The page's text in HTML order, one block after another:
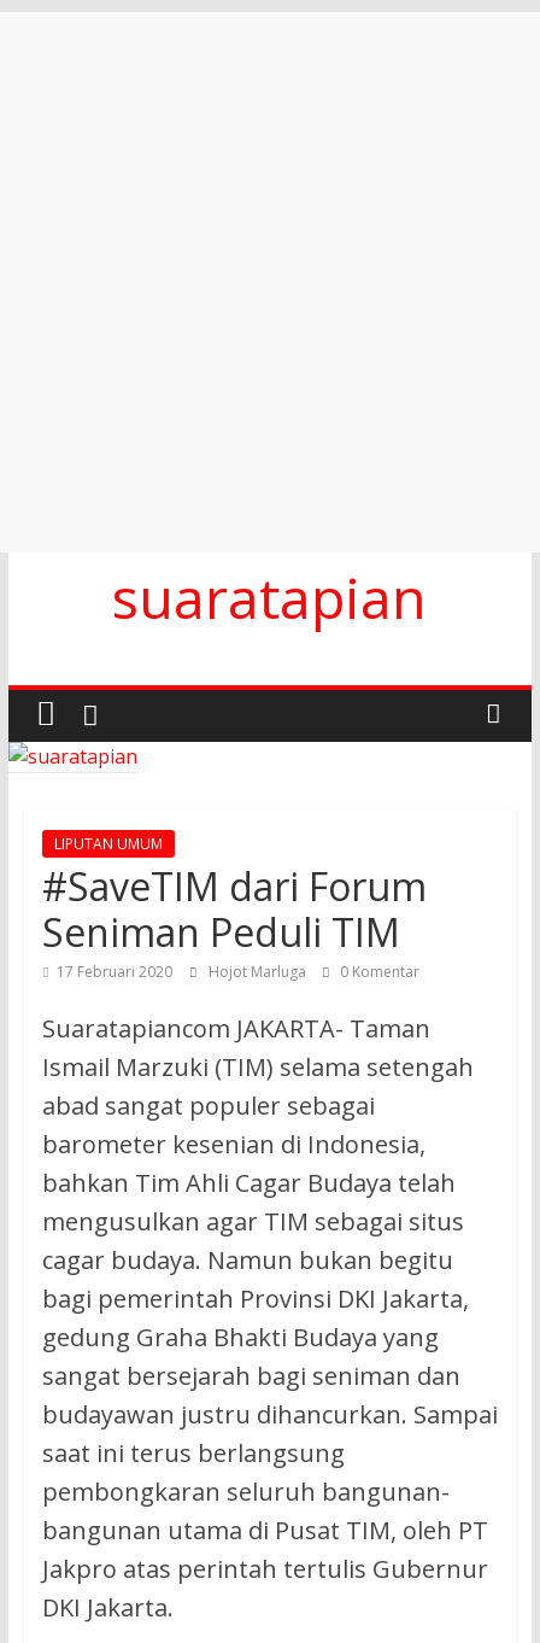
suaratapian
LIPUTAN UMUM
#SaveTIM dari Forum
Seniman Peduli TIM
17 Februari 2020 Hojot Marluga 0 Komentar
Suaratapiancom JAKARTA- Taman
Ismail Marzuki (TIM) selama setengah
abad sangat populer sebagai
barometer kesenian di Indonesia,
bahkan Tim Ahli Cagar Budaya telah
mengusulkan agar TIM sebagai situs
cagar budaya. Namun bukan begitu
bagi pemerintah Provinsi DKI Jakarta,
gedung Graha Bhakti Budaya yang
sangat bersejarah bagi seniman dan
budayawan justru dihancurkan. Sampai
saat ini terus berlangsung
pembongkaran seluruh bangunan-
bangunan utama di Pusat TIM, oleh PT
Jakpro atas perintah tertulis Gubernur
DKI Jakarta.